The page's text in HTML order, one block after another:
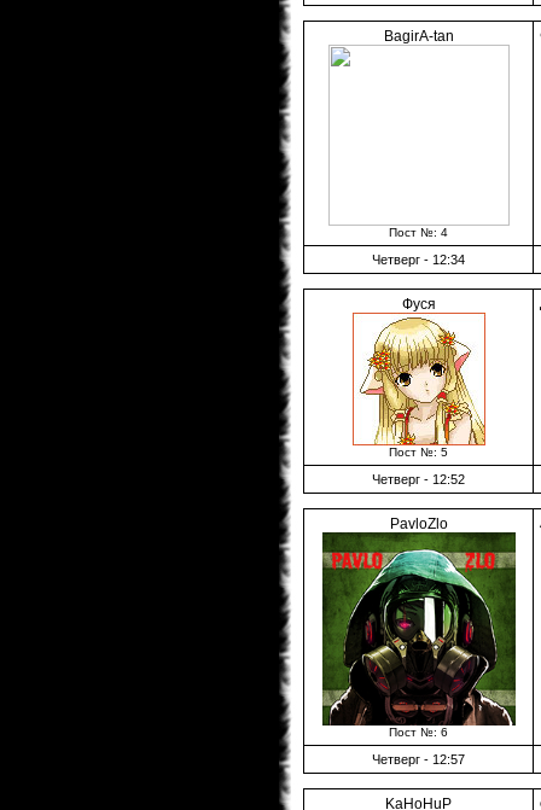
BagirA-tan
Пост №: 4
Четверг - 12:34
Фуся
Пост №: 5
Четверг - 12:52
PavloZlo
Пост №: 6
Четверг - 12:57
KaHoHuP